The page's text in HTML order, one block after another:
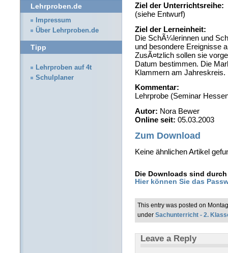
Ziel der Unterrichtsreihe:
(siehe Entwurf)
Ziel der Lerneinheit:
Die SchÃ¼lerinnen und
und besondere Ereignisse
ZusÃ¤tzlich sollen sie
Datum bestimmen. Die
Klammern am Jahreskreis.
Kommentar:
Lehrprobe (Seminar
Autor: Nora Bewer
Online seit: 05.03.2003
Zum Download
Keine ähnlichen Artikel
Die Downloads sind
Hier können Sie das
This entry was posted on
under Sachunterricht - 2.
Leave a Reply
Lehrproben.de
Impressum
Über Lehrproben.de
Tipp
Lehrproben auf 4t
Schulplaner